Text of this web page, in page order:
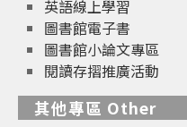
英語線上學習
圖書館電子書
圖書館小論文專區
閱讀存摺推廣活動
其他專區 Other